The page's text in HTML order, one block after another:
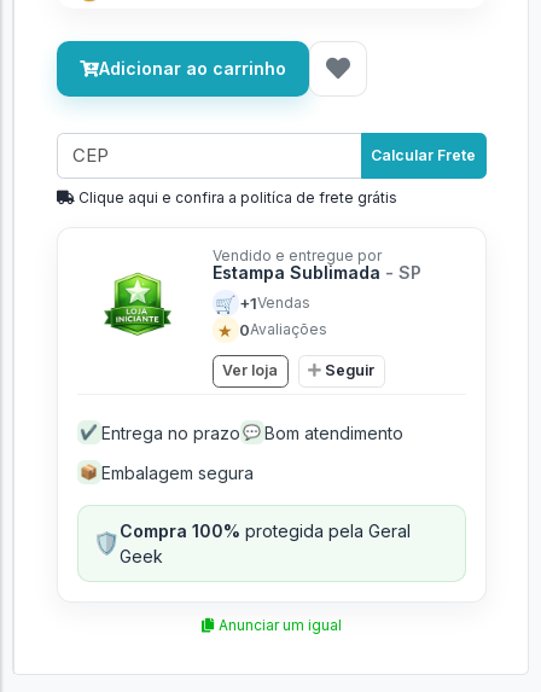
Adicionar ao carrinho
Calcular Frete
Clique aqui e confira a politíca de frete grátis
Vendido e entregue por
Estampa Sublimada - SP
🛒 +1Vendas
★ 0Avaliações
Ver loja Seguir
✔ Entrega no prazo 💬 Bom atendimento
📦 Embalagem segura
🛡️Compra 100% protegida pela Geral
Geek
Anunciar um igual